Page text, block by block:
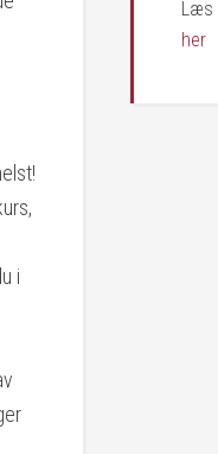
i
Læs
her